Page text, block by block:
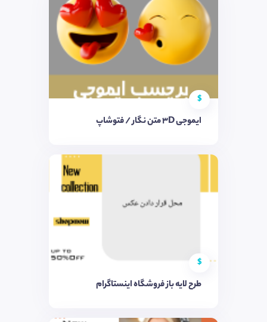
$
ایموجی 3D متن نگار / فتوشاپ
$
طرح لایه باز فروشگاه اینستاگرام